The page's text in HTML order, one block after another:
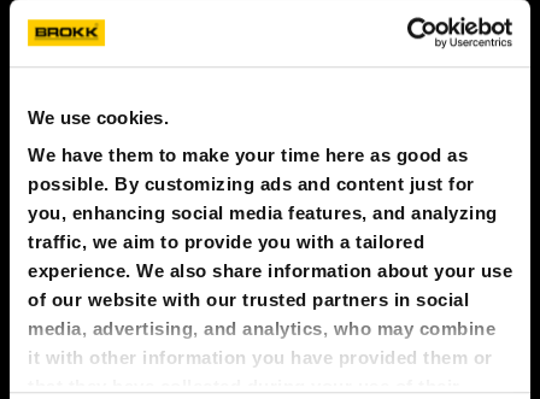
We use cookies.
We have them to make your time here as good as
possible. By customizing ads and content just for
you, enhancing social media features, and analyzing
traffic, we aim to provide you with a tailored
experience. We also share information about your use
of our website with our trusted partners in social
media, advertising, and analytics, who may combine
it with other information you have provided them or
STAMPA
BROKK
CONTATTACI!
MY BROKK
SEARCH
Messaggio